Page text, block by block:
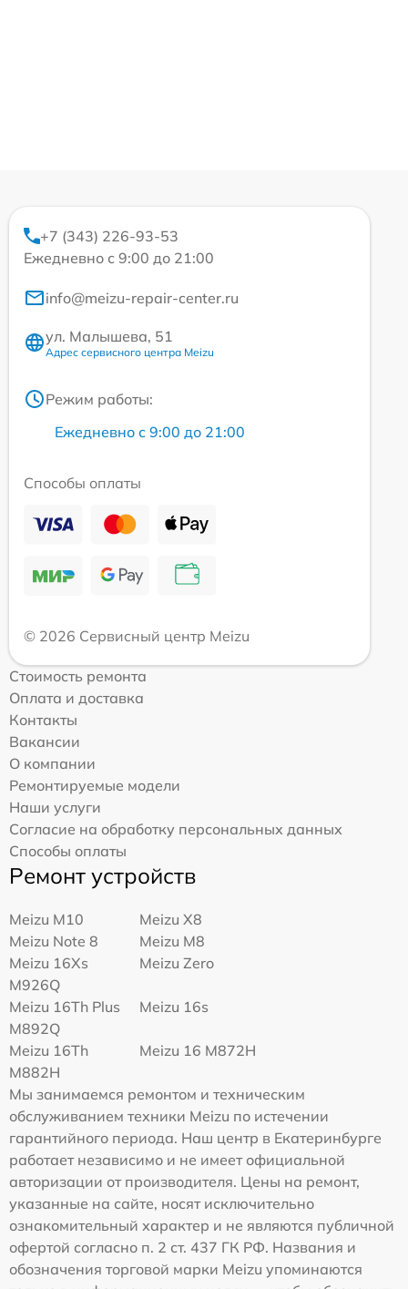
+7 (343) 226-93-53
Ежедневно с 9:00 до 21:00
info@meizu-repair-center.ru
ул. Малышева, 51
Адрес сервисного центра Meizu
Режим работы:
Ежедневно с 9:00 до 21:00
Способы оплаты
© 2026 Сервисный центр Meizu
Стоимость ремонта
Оплата и доставка
Контакты
Вакансии
О компании
Ремонтируемые модели
Наши услуги
Согласие на обработку персональных данных
Способы оплаты
Ремонт устройств
Meizu M10
Meizu X8
Meizu Note 8
Meizu M8
Meizu 16Xs
M926Q
Meizu Zero
Meizu 16Th Plus
M892Q
Meizu 16s
Meizu 16Th
M882H
Meizu 16 M872H
Мы занимаемся ремонтом и техническим
обслуживанием техники Meizu по истечении
гарантийного периода. Наш центр в Екатеринбурге
работает независимо и не имеет официальной
авторизации от производителя. Цены на ремонт,
указанные на сайте, носят исключительно
ознакомительный характер и не являются публичной
офертой согласно п. 2 ст. 437 ГК РФ. Названия и
обозначения торговой марки Meizu упоминаются